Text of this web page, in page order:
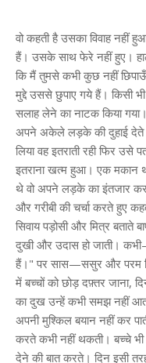
वो कहती है उसका विवाह नहीं
हैं। उसके साथ फेरे नहीं हुए।
कि मैं तुमसे कभी कुछ नहीं
मुद्दे उससे छुपाए गये हैं। किसी
सलाह लेने का नाटक किया
अपने अकेले लड़के की दुहाई देते
लिया वह इतराती रही फिर
इतराना खत्म हुआ। एक मकान
थे वो अपने लड़के का इंतजार
और गरीबी की चर्चा करते हुए
सिवाय पड़ोसी और मित्र बताते
दुखी और उदास हो जाती।
हैं।" पर सास—ससुर और परम
में बच्चों को छोड़ दफ़्तर जाना,
का दुख उन्हें कभी समझ नहीं
अपनी मुश्किल बयान नहीं कर
करते कभी नहीं थकती। बच्चे
देने की बात करते। दिन इसी